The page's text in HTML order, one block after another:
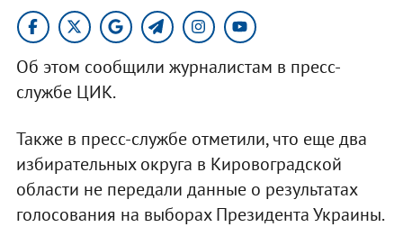
Об этом сообщили журналистам в пресс-
службе ЦИК.
Также в пресс-службе отметили, что еще два
избирательных округа в Кировоградской
области не передали данные о результатах
голосования на выборах Президента Украины.